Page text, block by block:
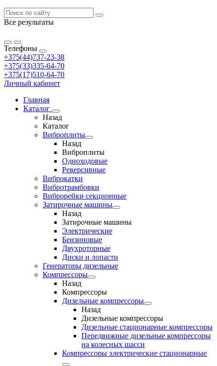
Все результаты
Телефоны
+375(44)737-23-38
+375(33)335-64-70
+375(17)510-64-70
Личный кабинет
Главная
Каталог
Назад
Каталог
Виброплиты
Назад
Виброплиты
Одноходовые
Реверсивные
Виброкатки
Вибротрамбовки
Виброрейки секционные
Затирочные машины
Назад
Затирочные машины
Электрические
Бензиновые
Двухроторные
Диски и лопасти
Генераторы дизельные
Компрессоры
Назад
Компрессоры
Дизельные компрессоры
Назад
Дизельные компрессоры
Дизельные стационарные компрессоры
Передвижные дизельные компрессоры
на колесных шасси
Компрессоры электрические стационарные